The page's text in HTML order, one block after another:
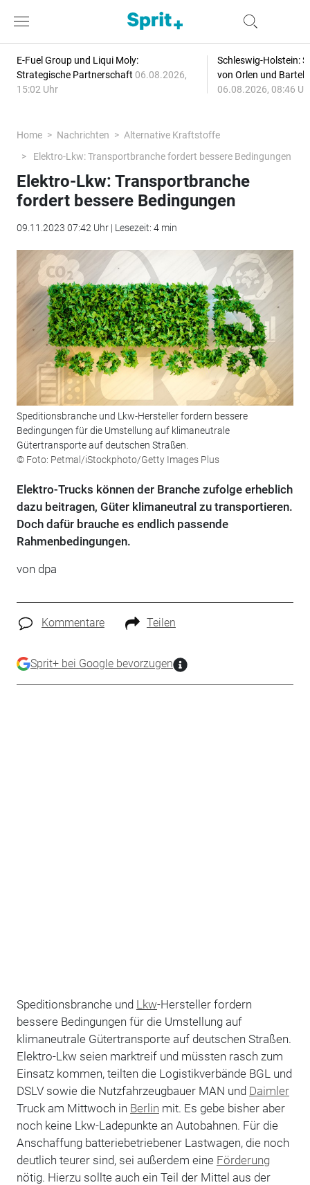
E-Fuel Group und Liqui Moly:
Strategische Partnerschaft 06.08.2026,
15:02 Uhr
Schleswig-Holstein:
von Orlen und
06.08.2026, 08:46
Home Nachrichten
Alternative Kraftstoffe
Elektro-Lkw: Transportbranche fordert bessere Bedingungen
Elektro-Lkw: Transportbranche
fordert bessere Bedingungen
09.11.2023 07:42 Uhr | Lesezeit: 4 min
Speditionsbranche und Lkw-Hersteller fordern bessere
Bedingungen für die Umstellung auf klimaneutrale
Gütertransporte auf deutschen Straßen.
© Foto: Petmal/iStockphoto/Getty Images Plus
Elektro-Trucks können der Branche zufolge erheblich
dazu beitragen, Güter klimaneutral zu transportieren.
Doch dafür brauche es endlich passende
Rahmenbedingungen.
von dpa
Kommentare Teilen
Sprit+ bei Google bevorzugen
Speditionsbranche und Lkw-Hersteller fordern
bessere Bedingungen für die Umstellung auf
klimaneutrale Gütertransporte auf deutschen Straßen.
Elektro-Lkw seien marktreif und müssten rasch zum
Einsatz kommen, teilten die Logistikverbände BGL und
DSLV sowie die Nutzfahrzeugbauer MAN und Daimler
Truck am Mittwoch in Berlin mit. Es gebe bisher aber
noch keine Lkw-Ladepunkte an Autobahnen. Für die
Anschaffung batteriebetriebener Lastwagen, die noch
deutlich teurer sind, sei außerdem eine Förderung
nötig. Hierzu sollte auch ein Teil der Mittel aus der